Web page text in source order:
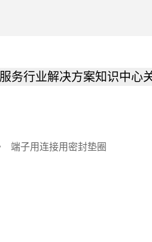
服务行业解决方案知识中心
端子用连接用密封垫圈